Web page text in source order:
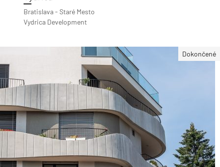
Bratislava - Staré Mesto
Vydrica Development
Dokončené